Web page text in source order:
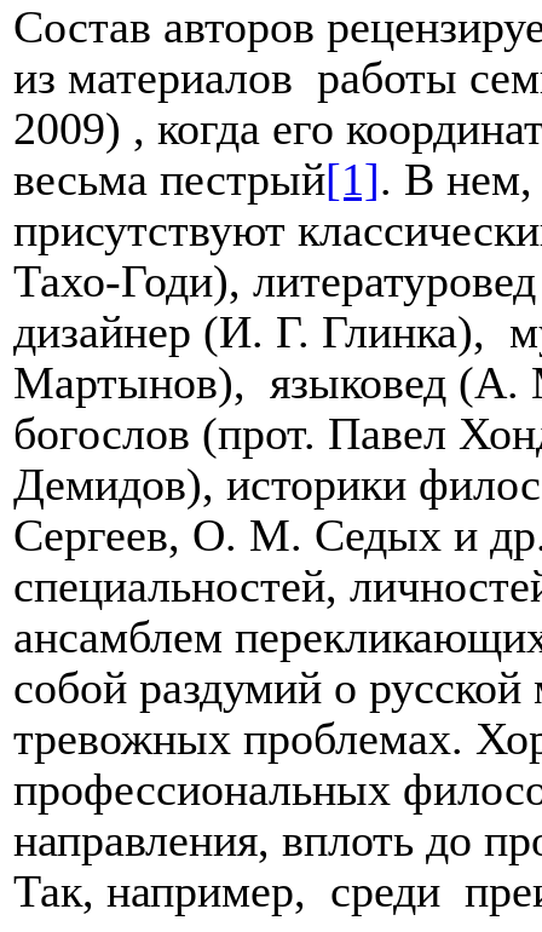
Состав авторов
из материалов работы
2009) , когда его
весьма пестрый[1]. В
присутствуют
Тахо-Годи),
дизайнер (И. Г. Глинка),
Мартынов), языковед (А.
богослов (прот. Павел
Демидов), историки
Сергеев, О. М. Седых и
специальностей,
ансамблем
собой раздумий о
тревожных проблемах.
профессиональных
направления, вплоть до
Так, например, среди